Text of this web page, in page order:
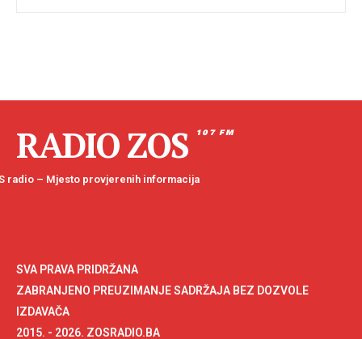
RADIO ZOS 107 FM
radio – Mjesto provjerenih informacija
SVA PRAVA PRIDRŽANA
ZABRANJENO PREUZIMANJE SADRŽAJA BEZ DOZVOLE
IZDAVAČA
2015. - 2026. ZOSRADIO.BA